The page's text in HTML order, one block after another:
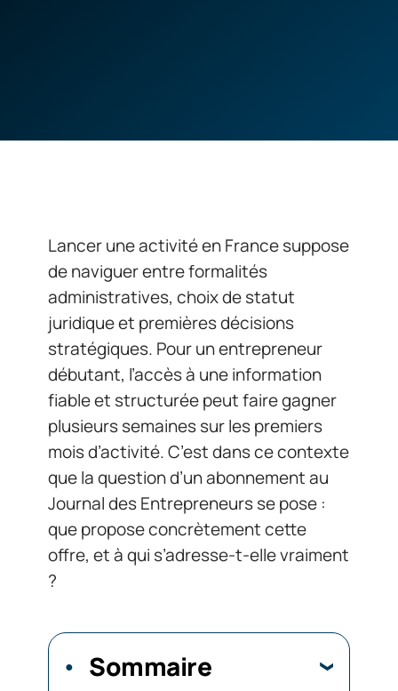
Lancer une activité en France suppose
de naviguer entre formalités
administratives, choix de statut
juridique et premières décisions
stratégiques. Pour un entrepreneur
débutant, l’accès à une information
fiable et structurée peut faire gagner
plusieurs semaines sur les premiers
mois d’activité. C’est dans ce contexte
que la question d’un abonnement au
Journal des Entrepreneurs se pose :
que propose concrètement cette
offre, et à qui s’adresse-t-elle vraiment
?
Sommaire